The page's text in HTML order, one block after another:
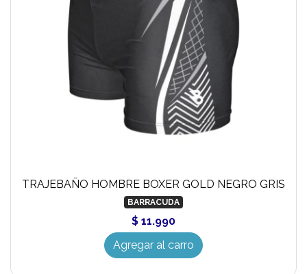
TRAJEBAÑO HOMBRE BOXER GOLD NEGRO GRIS
BARRACUDA
$ 11.990
Agregar al carro